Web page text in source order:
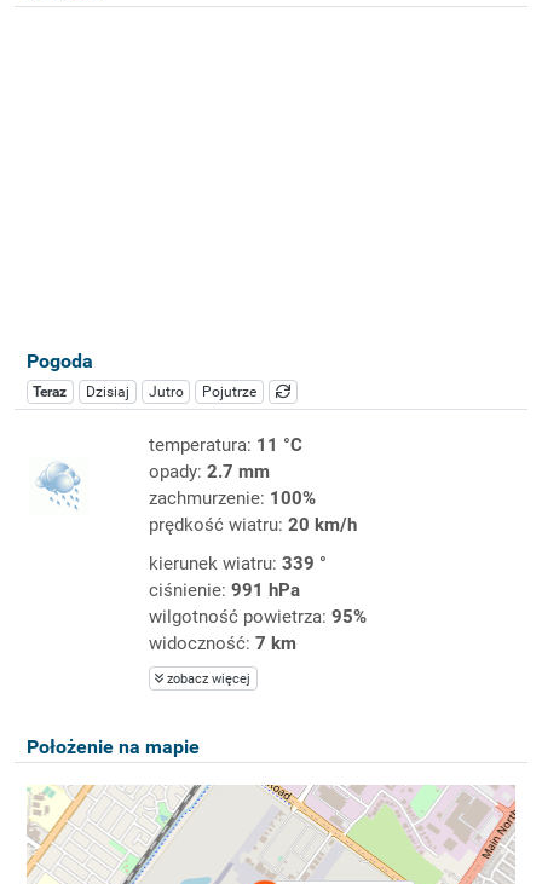
Pogoda
Teraz Dzisiaj Jutro Pojutrze
temperatura: 11 °C
opady: 2.7 mm
zachmurzenie: 100%
prędkość wiatru: 20 km/h
kierunek wiatru: 339 °
ciśnienie: 991 hPa
wilgotność powietrza: 95%
widoczność: 7 km
zobacz więcej
Położenie na mapie